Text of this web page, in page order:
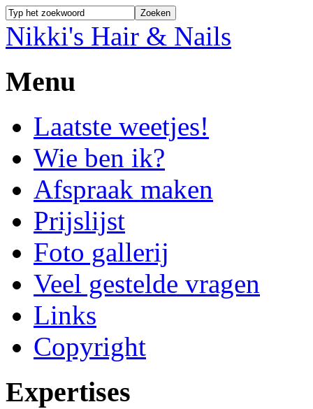
Nikki's Hair & Nails
Menu
Laatste weetjes!
Wie ben ik?
Afspraak maken
Prijslijst
Foto gallerij
Veel gestelde vragen
Links
Copyright
Expertises